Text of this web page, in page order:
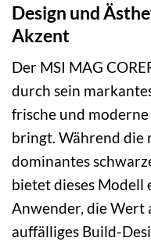
Design und
Akzent
Der MSI MAG
durch sein
frische und
bringt. Während die
dominantes
bietet dieses
Anwender, die Wert
auffälliges Build-